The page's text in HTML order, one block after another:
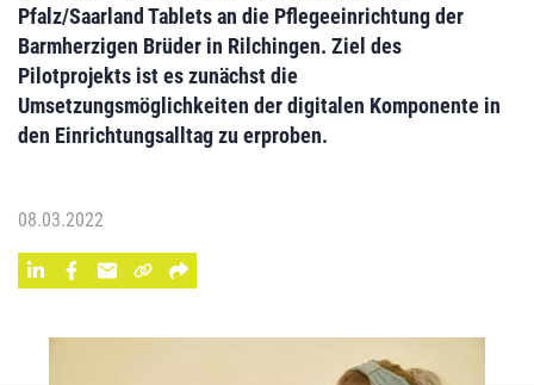
Pfalz/Saarland Tablets an die Pflegeeinrichtung der
Barmherzigen Brüder in Rilchingen. Ziel des
Pilotprojekts ist es zunächst die
Umsetzungsmöglichkeiten der digitalen Komponente in
den Einrichtungsalltag zu erproben.
08.03.2022